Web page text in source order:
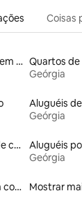
Coisas
Aluguéis por temporada em hotéis-fazenda Quartos
Geórgia
Aluguéis
Geórgia
Aluguel por temporada de castelos
Geórgia
Locações por temporada com piscina
Mostrar